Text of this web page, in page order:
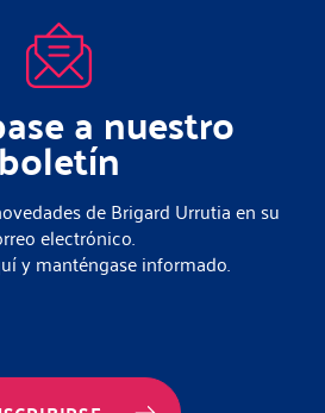
a nuestro
de Brigard Urrutia en su
electrónico.
y manténgase informado.